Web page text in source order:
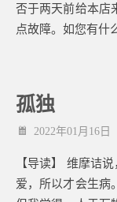
否于两天前给本店
点故障。如您有什
孤独
2022年01月16日
【导读】 维摩诘
爱，所以才会生病